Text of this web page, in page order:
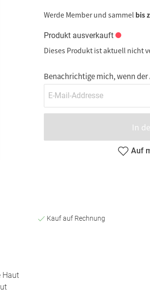
Werde Member und sammel bis
Produkt ausverkauft
Dieses Produkt ist aktuell nicht
Benachrichtige mich, wenn
In
Auf
Kauf auf Rechnung
Haut